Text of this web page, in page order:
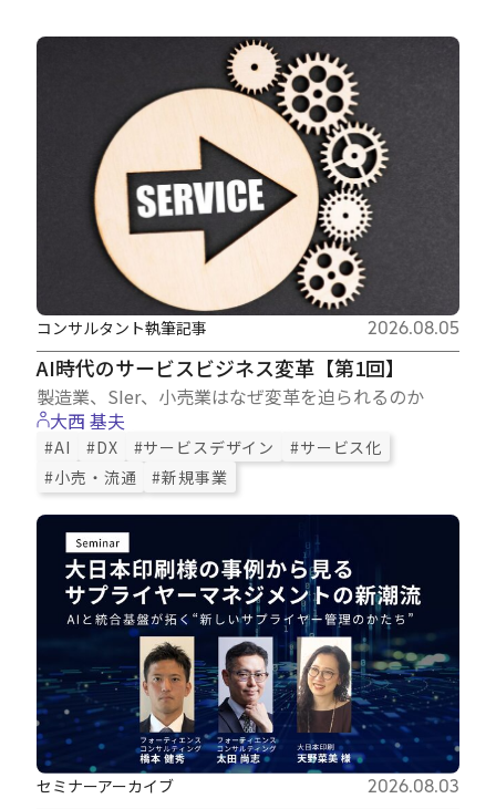
AI時代のサービスビジネス変革【第1回】
製造業、SIer、小売業はなぜ変革を迫られるのか
コンサルタント執筆記事 2026.08.05
大西 基夫
#AI #DX #サービスデザイン
#サービス化
#小売・流通
#新規事業
セミナーアーカイブ 2026.08.03